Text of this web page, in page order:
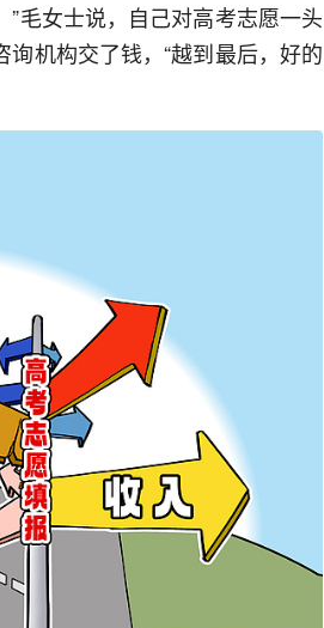
毛女士说，自己对高考志愿一头
机构交了钱，“越到最后，好的